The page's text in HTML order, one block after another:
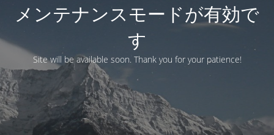
メンテナンスモードが有効で
す
Site will be available soon. Thank you for your patience!